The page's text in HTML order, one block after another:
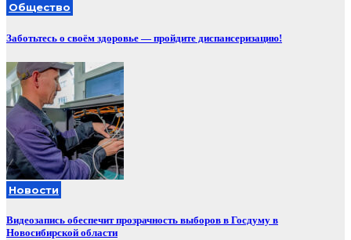
Общество
Заботьтесь о своём здоровье — пройдите диспансеризацию!
Новости
Видеозапись обеспечит прозрачность выборов в Госдуму в
Новосибирской области